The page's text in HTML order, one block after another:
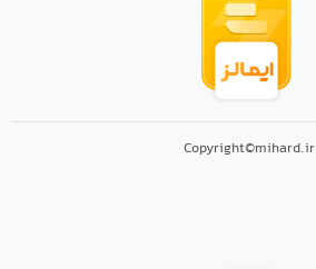
Copyright©mihard.ir